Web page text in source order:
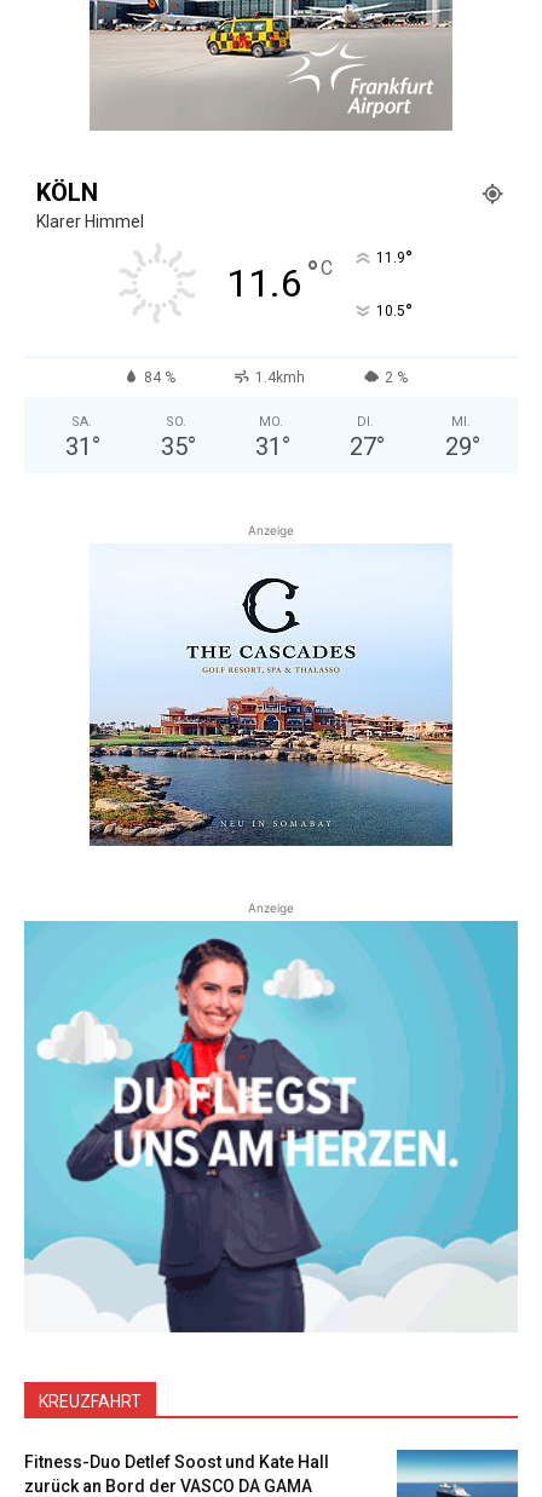
KÖLN
Klarer Himmel
11.6 °C 11.9°
10.5°
84 % 1.4kmh 2 %
SA.
31 °
SO.
35°
MO.
31 °
DI.
27°
MI.
29°
Anzeige
Anzeige
KREUZFAHRT
Fitness-Duo Detlef Soost und Kate Hall
zurück an Bord der VASCO DA GAMA